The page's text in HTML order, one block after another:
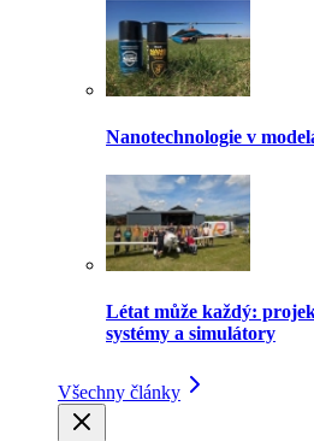
Nanotechnologie v
Létat může každý:
systémy a simulátory
Všechny články